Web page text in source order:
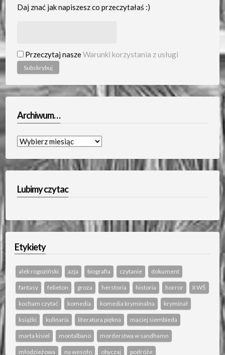
Daj znać jak napiszesz co przeczytałaś :)
Przeczytaj naszeWarunki korzystania z usługi
Archiwum…
Archiwum…
Lubimy czytac
Etykiety
alek rogoziński azja biografia czytanie dokument
fantasy felieton groza herstoria historia horror II WŚ
kocham czytać komedia komedia kryminalna kryminał
książki kulinaria literatura piękna maciej siembieda
marta kisiel montalbano morderstwa w sandhamn
młodzieżowa na wesoło obyczaj podróże